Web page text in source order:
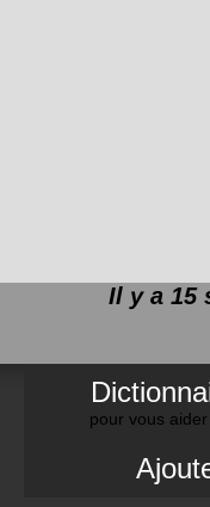
Il y a 15
pour vous